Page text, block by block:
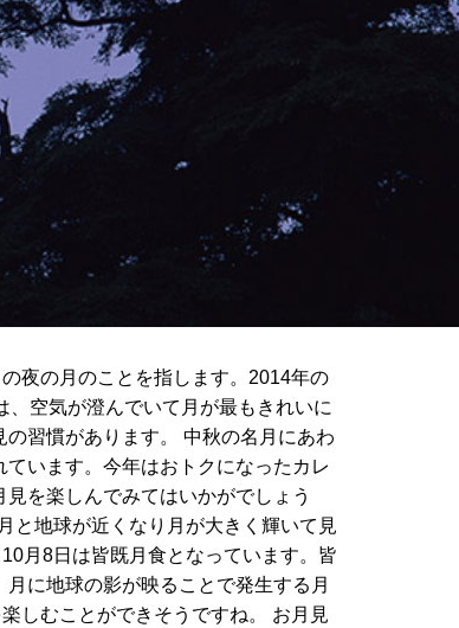
夜の月のことを指します。2014年の
空気が澄んでいて月が最もきれいに
習慣があります。 中秋の名月にあわ
います。今年はおトクになったカレ
を楽しんでみてはいかがでしょう
と地球が近くなり月が大きく輝いて見
月8日は皆既月食となっています。皆
に地球の影が映ることで発生する月
しむことができそうですね。 お月見